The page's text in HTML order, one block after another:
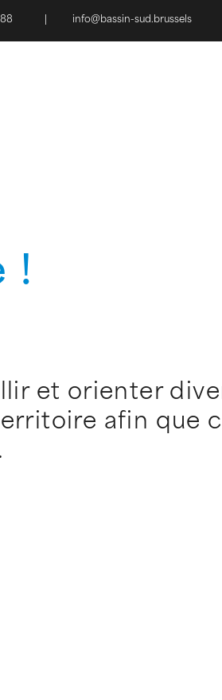
info@bassin-sud.brussels
!
et orienter
afin que